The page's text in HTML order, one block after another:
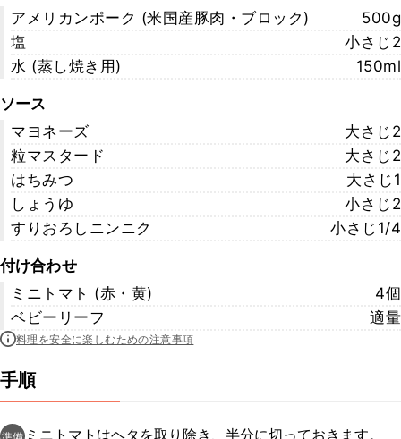
アメリカンポーク (米国産豚肉・ブロック)
500g
塩
小さじ2
水 (蒸し焼き用)
150ml
ソース
マヨネーズ
大さじ2
粒マスタード
大さじ2
はちみつ
大さじ1
しょうゆ
小さじ2
すりおろしニンニク
小さじ1/4
付け合わせ
ミニトマト (赤・黄)
4個
ベビーリーフ
適量
料理を安全に楽しむための注意事項
手順
準備 ミニトマトはヘタを取り除き、半分に切っておきます。